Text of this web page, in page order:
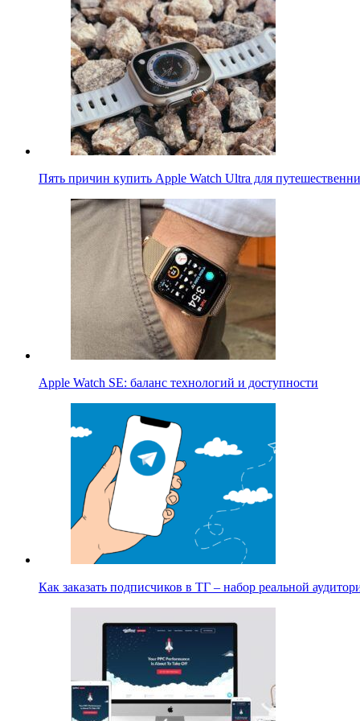
Пять причин купить Apple Watch Ultra для
Apple Watch SE: баланс технологий и доступности
Как заказать подписчиков в ТГ – набор реальной